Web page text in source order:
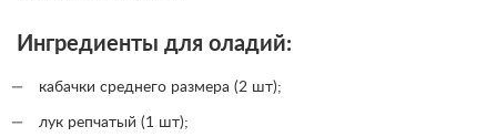
Ингредиенты для оладий:
кабачки среднего размера (2 шт);
лук репчатый (1 шт);